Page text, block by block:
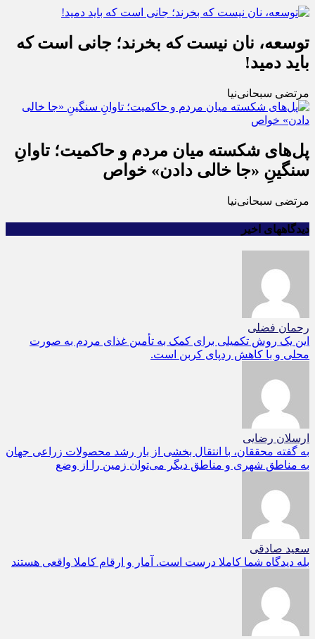
توسعه، نان نیست که بخرند؛ جانی است که
باید دمید!
مرتضی سبحانی‌نیا
پل‌های شکسته میان مردم و حاکمیت؛ تاوانِ
سنگینِ «جا خالی دادن» خواص
مرتضی سبحانی‌نیا
دیدگاههای اخیر
رحمان فضلی
این یک روش تکمیلی برای کمک به تأمین غذای مردم به صورت
محلی و با کاهش ردپای کربن است.
ارسلان رضایی
به گفته محققان، با انتقال بخشی از بار رشد محصولات زراعی جهان
به مناطق شهری و مناطق دیگر می‌توان زمین را از وضع
سعید صادقی
بله دیدگاه شما کاملا درست است. آمار و ارقام کاملا واقعی هستند